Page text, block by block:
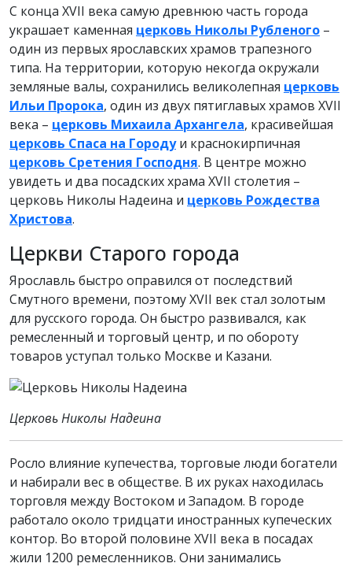
С конца XVII века самую древнюю часть города
украшает каменная церковь Николы Рубленого –
один из первых ярославских храмов трапезного
типа. На территории, которую некогда окружали
земляные валы, сохранились великолепная церковь
Ильи Пророка, один из двух пятиглавых храмов XVII
века – церковь Михаила Архангела, красивейшая
церковь Спаса на Городуи краснокирпичная
церковь Сретения Господня. В центре можно
увидеть и два посадских храма XVII столетия –
церковь Николы Надеина и церковь Рождества
Христова.
Церкви Старого города
Ярославль быстро оправился от последствий
Смутного времени, поэтому XVII век стал золотым
для русского города. Он быстро развивался, как
ремесленный и торговый центр, и по обороту
товаров уступал только Москве и Казани.
Церковь Николы Надеина
Росло влияние купечества, торговые люди богатели
и набирали вес в обществе. В их руках находилась
торговля между Востоком и Западом. В городе
работало около тридцати иностранных купеческих
контор. Во второй половине XVII века в посадах
жили 1200 ремесленников. Они занимались